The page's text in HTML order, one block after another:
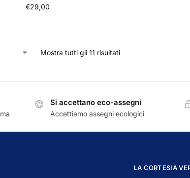
€29,00
Mostra tutti gli 11 risultati
Si accettano eco-assegni
Accettiamo assegni ecologici
LA CORTESIA